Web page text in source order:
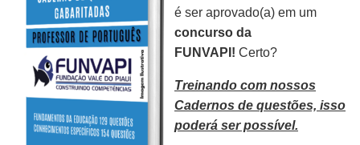
é ser aprovado(a) em um
concurso da
FUNVAPI! Certo?
Treinando com nossos
Cadernos de questões, isso
poderá ser possível.